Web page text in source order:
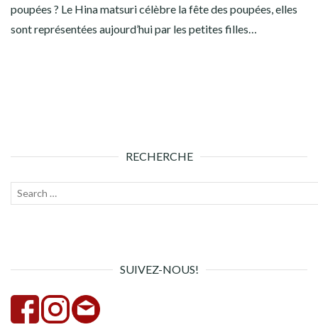
poupées ? Le Hina matsuri célèbre la fête des poupées, elles
sont représentées aujourd’hui par les petites filles…
RECHERCHE
Recherche
SUIVEZ-NOUS!